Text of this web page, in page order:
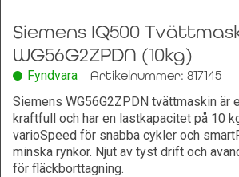
Siemens IQ500
WG56G2ZPDN (10kg)
Fyndvara
Artikelnummer: 817145
Siemens WG56G2ZPDN tvättmaskin är
kraftfull och har en lastkapacitet på 10
varioSpeed för snabba cykler och
minska rynkor. Njut av tyst drift och
för fläckborttagning.